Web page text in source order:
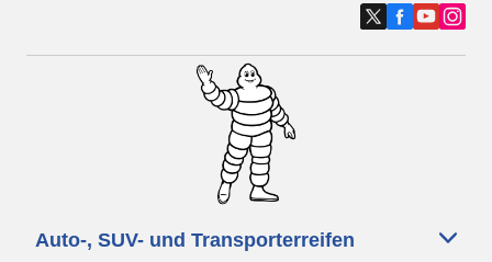
Auto-, SUV- und Transporterreifen